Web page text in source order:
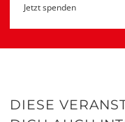
Jetzt spenden
DIESE